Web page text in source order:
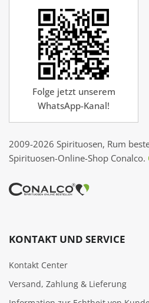
Folge jetzt unserem
WhatsApp-Kanal!
2009-2026 Spirituosen, Rum
Spirituosen-Online-Shop Conalco.
KONTAKT UND SERVICE
Kontakt Center
Versand, Zahlung & Lieferung